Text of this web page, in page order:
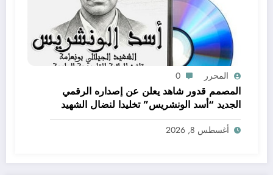
المحرر 0
المصمم قدور شاهد يعلن عن إصداره الرقمي
الجديد “أسد الونشريس” تخليدا لنضال الشهيد
الجيلالي بونعامة
أغسطس 8, 2026